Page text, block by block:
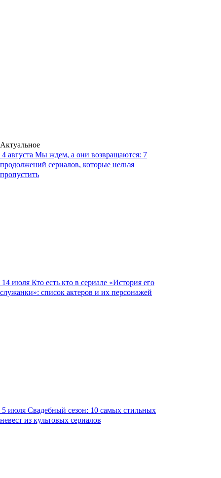
Актуальное
4 августа Мы ждем, а они возвращаются: 7
продолжений сериалов, которые нельзя
пропустить
14 июля Кто есть кто в сериале «История его
служанки»: список актеров и их персонажей
5 июля Свадебный сезон: 10 самых стильных
невест из культовых сериалов